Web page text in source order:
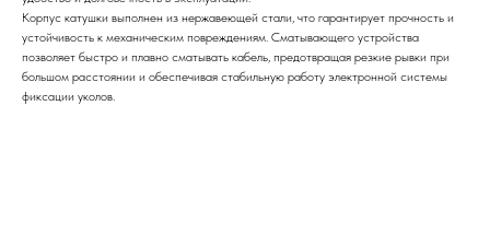
Корпус катушки выполнен из нержавеющей стали, что гарантирует прочность и
устойчивость к механическим повреждениям. Сматывающего устройства
позволяет быстро и плавно сматывать кабель, предотвращая резкие рывки при
большом расстоянии и обеспечивая стабильную работу электронной системы
фиксации уколов.